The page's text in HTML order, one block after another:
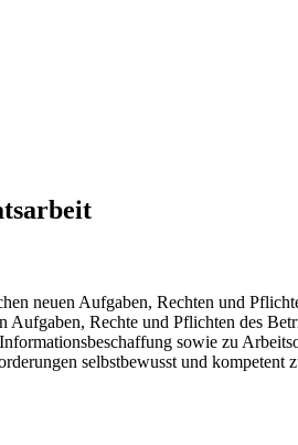
neuen Aufgaben, Rechten und
Aufgaben, Rechte und Pflichten des
sowie zu
selbstbewusst und kompetent